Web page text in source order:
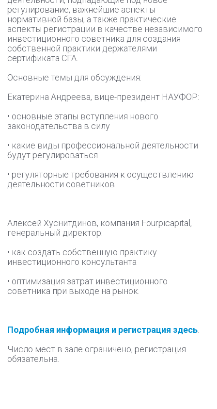
регулирование, важнейшие аспекты
нормативной базы, а также практические
аспекты регистрации в качестве независимого
инвестиционного советника для создания
собственной практики держателями
сертификата CFA.
Основные темы для обсуждения:
Екатерина Андреева, вице-президент НАУФОР:
• основные этапы вступления нового
законодательства в силу
• какие виды профессиональной деятельности
будут регулироваться
• регуляторные требования к осуществлению
деятельности советников
Алексей Хуснитдинов, компания Fourpicapital,
генеральный директор:
• как создать собственную практику
инвестиционного консультанта
• оптимизация затрат инвестиционного
советника при выходе на рынок.
Подробная информация и регистрация здесь
Число мест в зале ограничено, регистрация
обязательна.